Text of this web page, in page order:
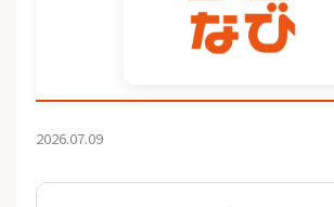
2026.07.09